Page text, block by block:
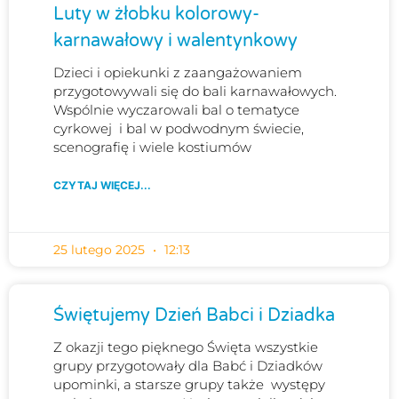
Luty w żłobku kolorowy-
karnawałowy i walentynkowy
Dzieci i opiekunki z zaangażowaniem
przygotowywali się do bali karnawałowych.
Wspólnie wyczarowali bal o tematyce
cyrkowej i bal w podwodnym świecie,
scenografię i wiele kostiumów
CZYTAJ WIĘCEJ...
25 lutego 2025 12:13
Świętujemy Dzień Babci i Dziadka
Z okazji tego pięknego Święta wszystkie
grupy przygotowały dla Babć i Dziadków
upominki, a starsze grupy także występy